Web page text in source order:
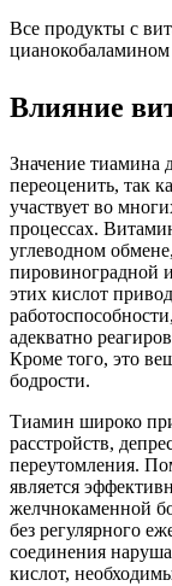
Все продукты с
цианокобаламином
Влияние
Значение тиамина
переоценить, так
участвует во
процессах.
углеводном
пировиноградной
этих кислот
адекватно
Кроме того, это
бодрости.
Тиамин широко
расстройств,
переутомления.
является
желчнокаменной
без регулярного
соединения
кислот,